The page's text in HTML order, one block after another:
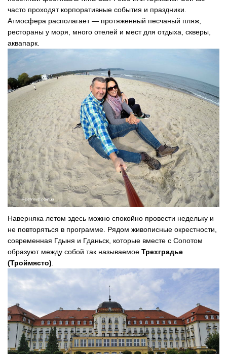
часто проходят корпоративные события и праздники.
Атмосфера располагает — протяженный песчаный пляж,
рестораны у моря, много отелей и мест для отдыха, скверы,
аквапарк.
Наверняка летом здесь можно спокойно провести недельку и
не повторяться в программе. Рядом живописные окрестности,
современная Гдыня и Гданьск, которые вместе с Сопотом
образуют между собой так называемое Трехградье
(Троймясто).